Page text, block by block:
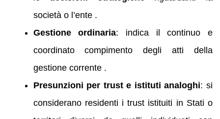
società o l’ente .
Gestione ordinaria: indica il continuo e
coordinato compimento degli atti della
gestione corrente .
Presunzioni per trust e istituti analoghi: si
considerano residenti i trust istituiti in Stati o